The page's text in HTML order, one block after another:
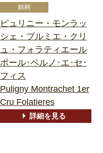
ピュリニー・モンラッ
シェ・プルミエ・クリ
ュ・フォラティエール
ポール･ペルノ･エ･セ･
フィス
Puligny Montrachet 1er
Cru Folatieres
詳細を見る